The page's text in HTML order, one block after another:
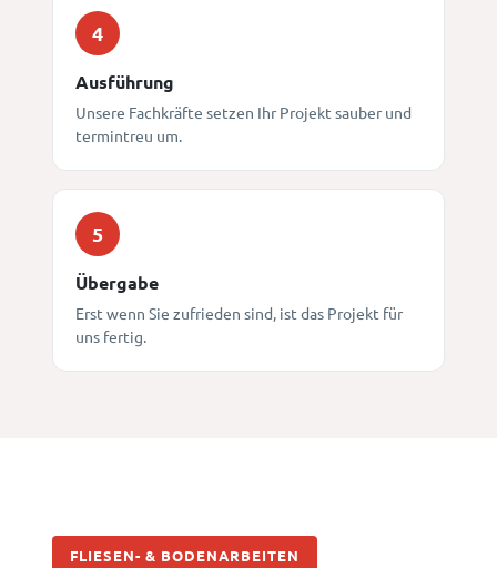
4
Ausführung
Unsere Fachkräfte setzen Ihr Projekt sauber und
termintreu um.
5
Übergabe
Erst wenn Sie zufrieden sind, ist das Projekt für
uns fertig.
FLIESEN- & BODENARBEITEN